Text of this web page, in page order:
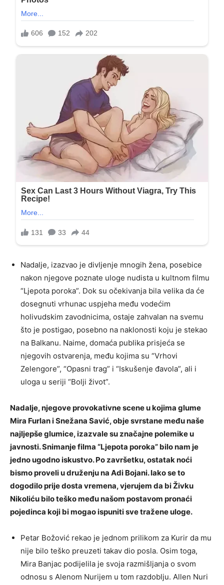
Nadalje, izazvao je divljenje mnogih žena, posebice
nakon njegove poznate uloge nudista u kultnom filmu
“Ljepota poroka”. Dok su očekivanja bila velika da će
dosegnuti vrhunac uspjeha među vodećim
holivudskim zavodnicima, ostaje zahvalan na svemu
što je postigao, posebno na naklonosti koju je stekao
na Balkanu. Naime, domaća publika prisjeća se
njegovih ostvarenja, među kojima su “Vrhovi
Zelengore”, “Opasni trag” i “Iskušenje đavola”, ali i
uloga u seriji “Bolji život”.
Nadalje, njegove provokativne scene u kojima glume
Mira Furlan i Snežana Savić, obje svrstane među naše
najljepše glumice, izazvale su značajne polemike u
javnosti. Snimanje filma “Ljepota poroka” bilo nam je
jedno ugodno iskustvo. Po završetku, ostatak noći
bismo proveli u druženju na Adi Bojani. Iako se to
dogodilo prije dosta vremena, vjerujem da bi Živku
Nikoliću bilo teško među našom postavom pronaći
pojedinca koji bi mogao ispuniti sve tražene uloge.
Petar Božović rekao je jednom prilikom za Kurir da mu
nije bilo teško preuzeti takav dio posla. Osim toga,
Mira Banjac podijelila je svoja razmišljanja o svom
odnosu s Alenom Nurijem u tom razdoblju. Allen Nuri